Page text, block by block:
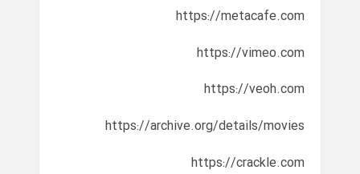
https://metacafe.com
https://vimeo.com
https://veoh.com
https://archive.org/details/movies
https://crackle.com